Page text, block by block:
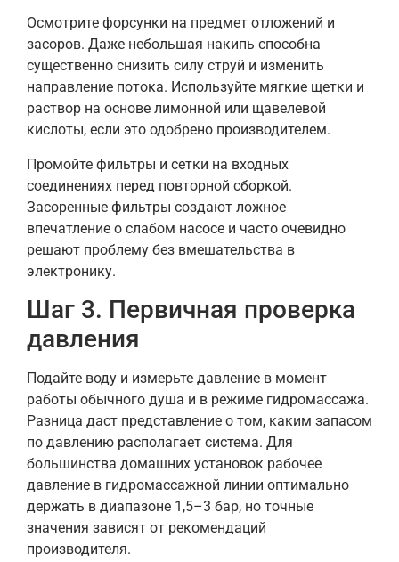
Осмотрите форсунки на предмет отложений и
засоров. Даже небольшая накипь способна
существенно снизить силу струй и изменить
направление потока. Используйте мягкие щетки и
раствор на основе лимонной или щавелевой
кислоты, если это одобрено производителем.
Промойте фильтры и сетки на входных
соединениях перед повторной сборкой.
Засоренные фильтры создают ложное
впечатление о слабом насосе и часто очевидно
решают проблему без вмешательства в
электронику.
Шаг 3. Первичная проверка
давления
Подайте воду и измерьте давление в момент
работы обычного душа и в режиме гидромассажа.
Разница даст представление о том, каким запасом
по давлению располагает система. Для
большинства домашних установок рабочее
давление в гидромассажной линии оптимально
держать в диапазоне 1,5–3 бар, но точные
значения зависят от рекомендаций
производителя.